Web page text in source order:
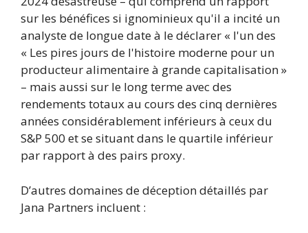
sur les bénéfices si ignominieux qu'il a incité un
analyste de longue date à le déclarer « l'un des
« Les pires jours de l'histoire moderne pour un
producteur alimentaire à grande capitalisation »
– mais aussi sur le long terme avec des
rendements totaux au cours des cinq dernières
années considérablement inférieurs à ceux du
S&P 500 et se situant dans le quartile inférieur
par rapport à des pairs proxy.
D’autres domaines de déception détaillés par
Jana Partners incluent :